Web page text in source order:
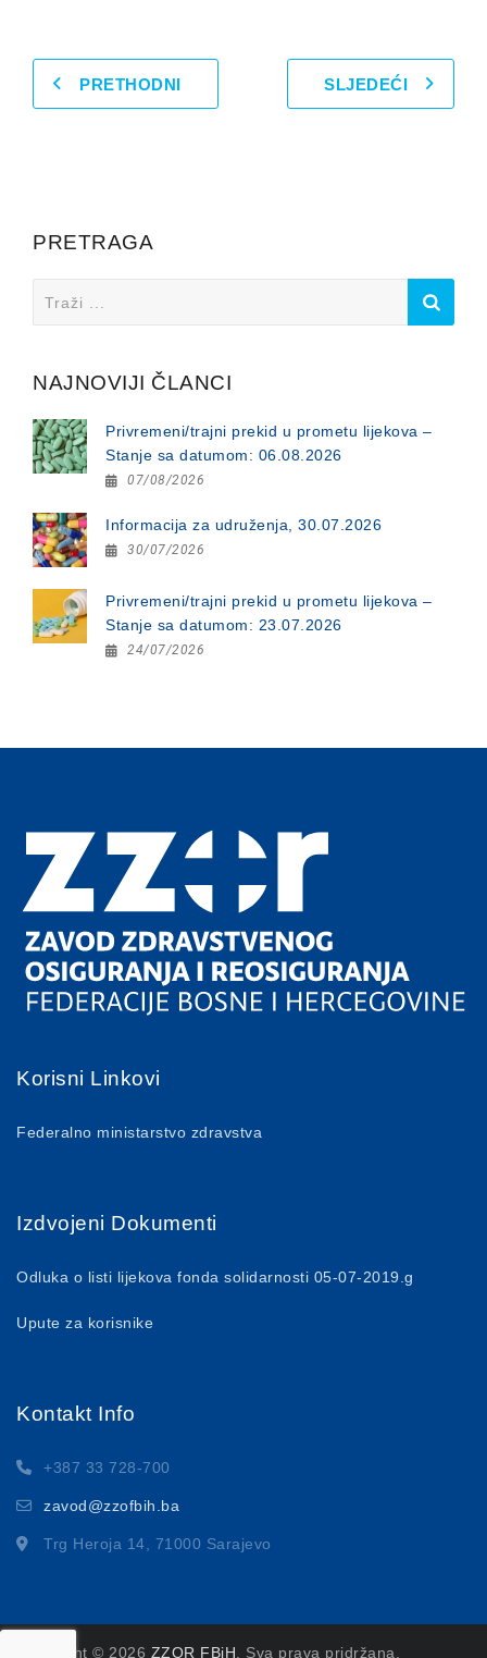
PRETHODNI SLJEDEĆI
PRETRAGA
for:
NAJNOVIJI ČLANCI
Privremeni/trajni prekid u prometu lijekova –
Stanje sa datumom: 06.08.2026
07/08/2026
Informacija za udruženja, 30.07.2026
30/07/2026
Privremeni/trajni prekid u prometu lijekova –
Stanje sa datumom: 23.07.2026
24/07/2026
Korisni Linkovi
Federalno ministarstvo zdravstva
Izdvojeni Dokumenti
Odluka o listi lijekova fonda solidarnosti 05-07-2019.g
Upute za korisnike
Kontakt Info
+387 33 728-700
zavod@zzofbih.ba
Trg Heroja 14, 71000 Sarajevo
Copyright © 2026 ZZOR FBiH . Sva prava pridržana.